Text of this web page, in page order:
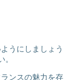
うにしましょう
。
ンスの魅力を存